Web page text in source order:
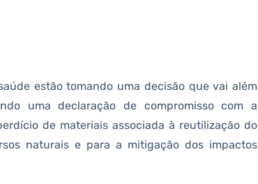
estão tomando uma decisão que vai além
uma declaração de compromisso com a
de materiais associada à reutilização do
naturais e para a mitigação dos impactos